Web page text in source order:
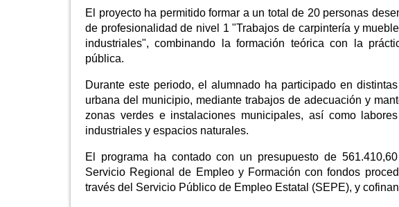
El proyecto ha permitido formar a un total de 20 personas
de profesionalidad de nivel 1 "Trabajos de carpintería y
industriales", combinando la formación teórica con la
pública.
Durante este periodo, el alumnado ha participado en
urbana del municipio, mediante trabajos de adecuación y
zonas verdes e instalaciones municipales, así como
industriales y espacios naturales.
El programa ha contado con un presupuesto de
Servicio Regional de Empleo y Formación con fondos
través del Servicio Público de Empleo Estatal (SEPE), y